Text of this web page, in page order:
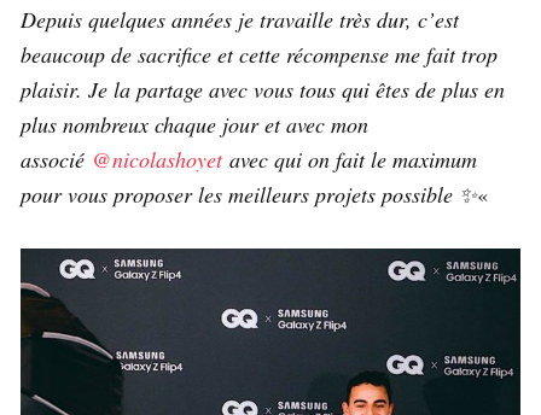
Depuis quelques années je travaille très dur, c’est
beaucoup de sacrifice et cette récompense me fait trop
plaisir. Je la partage avec vous tous qui êtes de plus en
plus nombreux chaque jour et avec mon
associé @nicolashoyetavec qui on fait le maximum
pour vous proposer les meilleurs projets possible ✨«